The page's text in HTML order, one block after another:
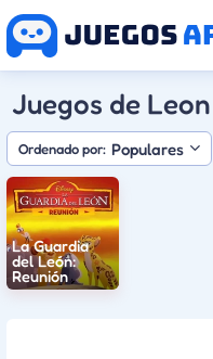
Juegos de Leon
Ordenado por: Populares
La Guardia
del León:
Reunión